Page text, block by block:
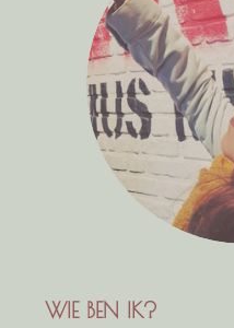
WIE BEN IK?